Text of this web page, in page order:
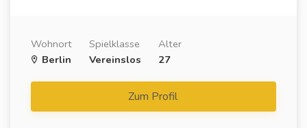
Wohnort
Berlin
Spielklasse
Vereinslos
Alter
27
Zum Profil